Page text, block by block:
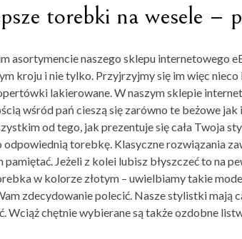
torebki na wesele –
asortymencie naszego sklepu internetowego
kroju i nie tylko. Przyjrzyjmy się im więc
lakierowane. W naszym sklepie
wśród pań cieszą się zarówno te beżowe
od tego, jak prezentuje się cała Twoja
odpowiednią torebkę. Klasyczne rozwiązania
Jeżeli z kolei lubisz błyszczeć to na
w kolorze złotym – uwielbiamy takie
zdecydowanie polecić. Nasze stylistki mają
Wciąż chętnie wybierane są także ozdobne